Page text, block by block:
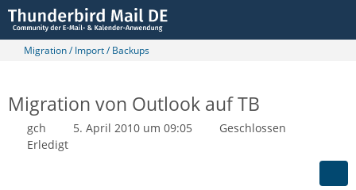
Migration / Import / Backups
Migration von Outlook auf TB
gch 5. April 2010 um 09:05
Geschlossen
Erledigt